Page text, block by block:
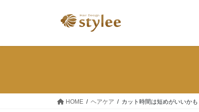
HOME ヘアケア カット時間は短めがいいかも